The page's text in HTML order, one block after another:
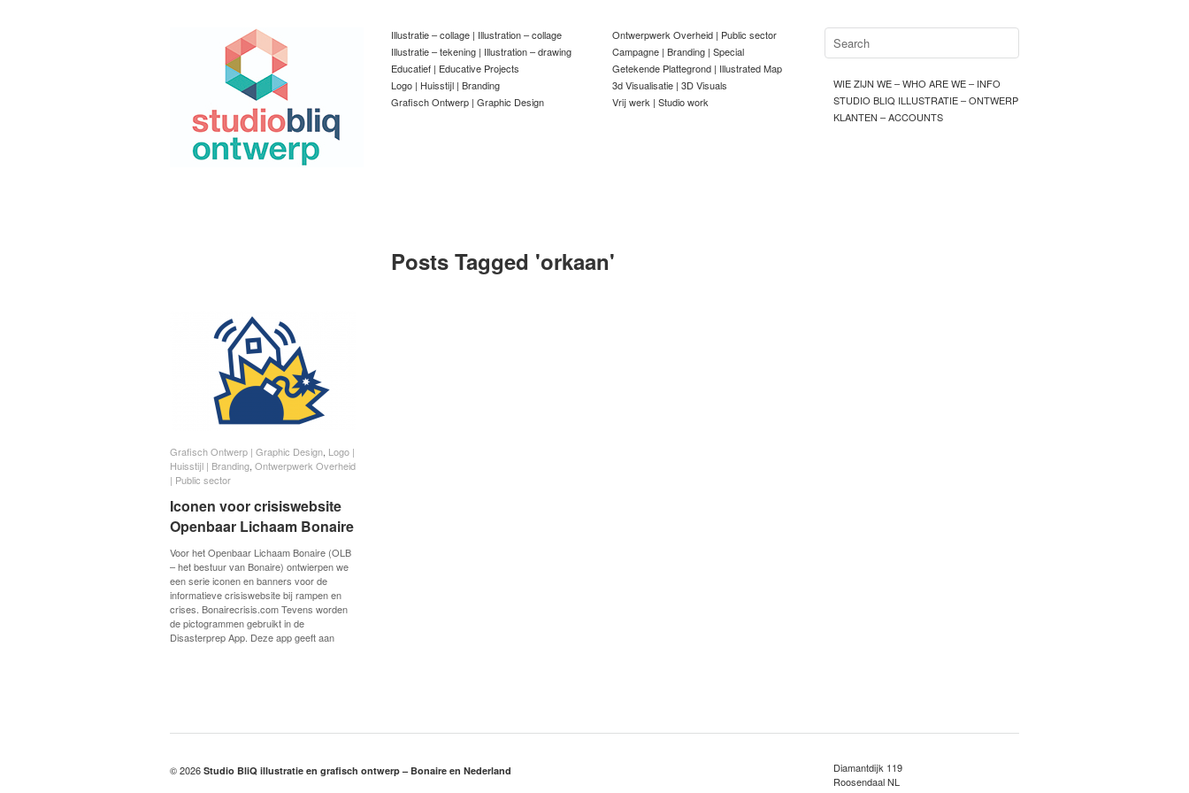
Illustratie – collage | Illustration – collage
Illustratie – tekening | Illustration – drawing
Educatief | Educative Projects
Logo | Huisstijl | Branding
Grafisch Ontwerp | Graphic Design
Ontwerpwerk Overheid | Public sector
Campagne | Branding | Special
Getekende Plattegrond | Illustrated Map
3d Visualisatie | 3D Visuals
Vrij werk | Studio work
WIE ZIJN WE – WHO ARE WE – INFO
STUDIO BLIQ ILLUSTRATIE – ONTWERP
KLANTEN – ACCOUNTS
Posts Tagged 'orkaan'
Grafisch Ontwerp | Graphic Design Logo |
Huisstijl | Branding Ontwerpwerk Overheid
| Public sector
Iconen voor crisiswebsite
Openbaar Lichaam Bonaire
Voor het Openbaar Lichaam Bonaire (OLB
– het bestuur van Bonaire) ontwierpen we
een serie iconen en banners voor de
informatieve crisiswebsite bij rampen en
crises. Bonairecrisis.com Tevens worden
de pictogrammen gebruikt in de
Disasterprep App. Deze app geeft aan
Grafisch Ontwerp | Graphic Design Logo |
Huisstijl | Branding Ontwerpwerk Overheid
| Public sector
Iconen voor crisiswebsite
Openbaar Lichaam Bonaire
© 2026 Studio BliQ illustratie en grafisch ontwerp – Bonaire en Nederland
Diamantdijk 119
Roosendaal NL